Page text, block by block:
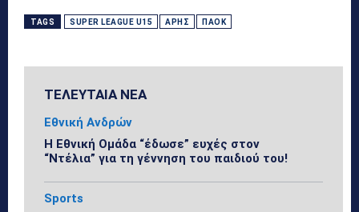
TAGS SUPER LEAGUE U15 ΆΡΗΣ ΠΑΟΚ
ΤΕΛΕΥΤΑΙΑ ΝΕΑ
Εθνική Ανδρών
Η Εθνική Ομάδα “έδωσε” ευχές στον
“Ντέλια” για τη γέννηση του παιδιού του!
Sports